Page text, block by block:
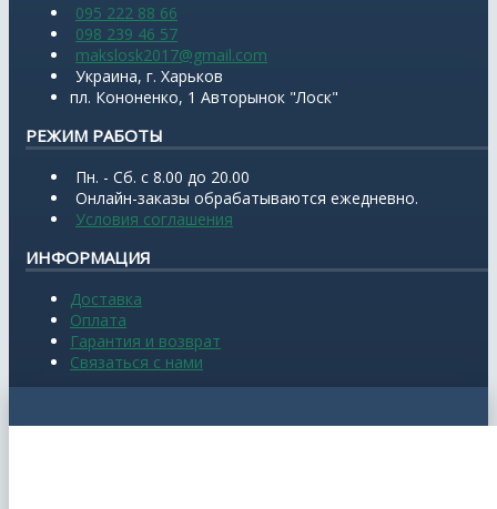
095 222 88 66
098 239 46 57
makslosk2017@gmail.com
Украина, г. Харьков
пл. Кононенко, 1 Авторынок "Лоск"
РЕЖИМ РАБОТЫ
Пн. - Сб. с 8.00 до 20.00
Онлайн-заказы обрабатываются ежедневно.
Условия соглашения
ИНФОРМАЦИЯ
Доставка
Оплата
Гарантия и возврат
Связаться с нами